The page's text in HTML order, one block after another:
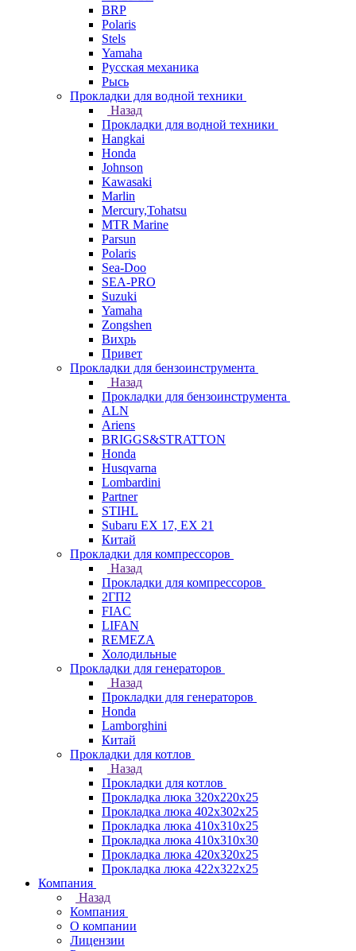
BRP
Polaris
Stels
Yamaha
Русская механика
Рысь
Прокладки для водной техники
Назад
Прокладки для водной техники
Hangkai
Honda
Johnson
Kawasaki
Marlin
Mercury,Tohatsu
MTR Marine
Parsun
Polaris
Sea-Doo
SEA-PRO
Suzuki
Yamaha
Zongshen
Вихрь
Привет
Прокладки для бензоинструмента
Назад
Прокладки для бензоинструмента
ALN
Ariens
BRIGGS&STRATTON
Honda
Husqvarna
Lombardini
Partner
STIHL
Subaru EX 17, EX 21
Китай
Прокладки для компрессоров
Назад
Прокладки для компрессоров
2ГП2
FIAC
LIFAN
REMEZA
Холодильные
Прокладки для генераторов
Назад
Прокладки для генераторов
Honda
Lamborghini
Китай
Прокладки для котлов
Назад
Прокладки для котлов
Прокладка люка 320x220x25
Прокладка люка 402x302x25
Прокладка люка 410x310x25
Прокладка люка 410х310х30
Прокладка люка 420x320x25
Прокладка люка 422x322x25
Компания
Назад
Компания
О компании
Лицензии